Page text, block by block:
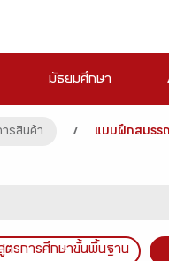
มัธยมศึกษา
ารสินค้า / แบบฝึกสมรร
ตรการศึกษาขั้นพื้นฐาน